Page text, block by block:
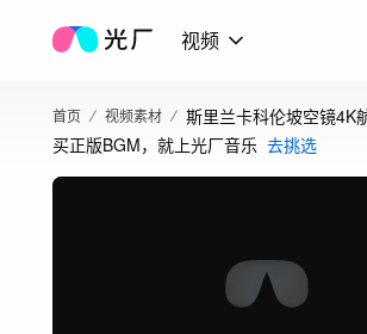
视频
首页 视频素材 斯里兰卡科伦坡空镜4K
买正版BGM，就上光厂音乐 去挑选